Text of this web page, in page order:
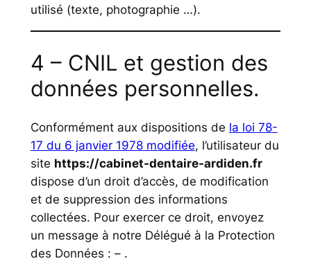
utilisé (texte, photographie …).
4 – CNIL et gestion des
données personnelles.
Conformément aux dispositions de la loi 78-
17 du 6 janvier 1978 modifiée, l’utilisateur du
site https://cabinet-dentaire-ardiden.fr
dispose d’un droit d’accès, de modification
et de suppression des informations
collectées. Pour exercer ce droit, envoyez
un message à notre Délégué à la Protection
des Données : – .